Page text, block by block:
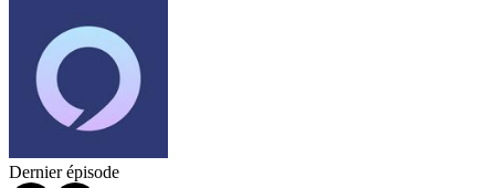
Dernier épisode